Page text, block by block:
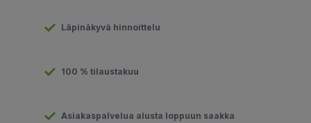
Läpinäkyvä hinnoittelu
100 % tilaustakuu
Asiakaspalvelua alusta loppuun saakka